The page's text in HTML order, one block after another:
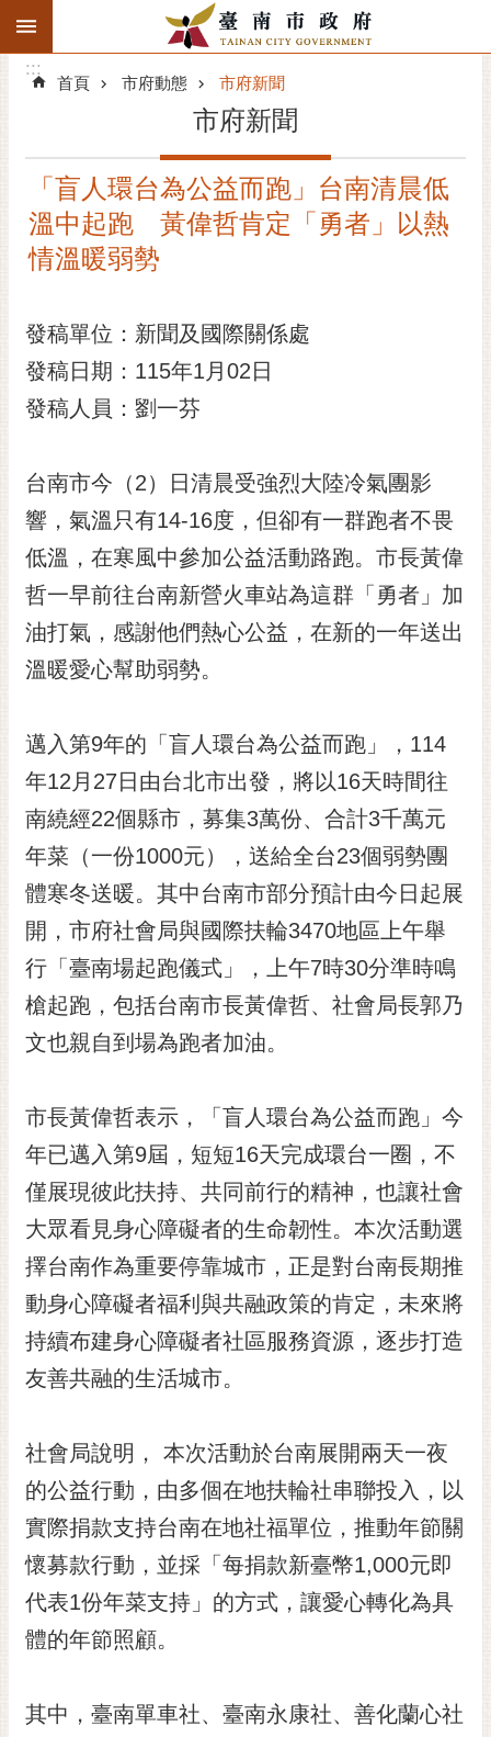
跳到主要內容區塊
搜
階
精彩府城
市府動態
市政資訊
黃
偉
哲
光
花
桐
花
祭
網
站
導
覽
訂
閱
RSS
訂
子
報
市
民
信
箱
English
日
本
隱
私
權
及
安
全
政
策
站
資
:::
:::
首頁 市府動態 市府新聞
市府新聞
「盲人環台為公益而跑」台南清晨低
溫中起跑 黃偉哲肯定「勇者」以熱
情溫暖弱勢
發稿單位：新聞及國際關係處
發稿日期：115年1月02日
發稿人員：劉一芬
台南市今（2）日清晨受強烈大陸冷氣團影
響，氣溫只有14-16度，但卻有一群跑者不畏
低溫，在寒風中參加公益活動路跑。市長黃偉
哲一早前往台南新營火車站為這群「勇者」加
油打氣，感謝他們熱心公益，在新的一年送出
溫暖愛心幫助弱勢。
邁入第9年的「盲人環台為公益而跑」，114
年12月27日由台北市出發，將以16天時間往
南繞經22個縣市，募集3萬份、合計3千萬元
年菜（一份1000元），送給全台23個弱勢團
體寒冬送暖。其中台南市部分預計由今日起展
開，市府社會局與國際扶輪3470地區上午舉
行「臺南場起跑儀式」，上午7時30分準時鳴
槍起跑，包括台南市長黃偉哲、社會局長郭乃
文也親自到場為跑者加油。
市長黃偉哲表示，「盲人環台為公益而跑」今
年已邁入第9屆，短短16天完成環台一圈，不
僅展現彼此扶持、共同前行的精神，也讓社會
大眾看見身心障礙者的生命韌性。本次活動選
擇台南作為重要停靠城市，正是對台南長期推
動身心障礙者福利與共融政策的肯定，未來將
持續布建身心障礙者社區服務資源，逐步打造
友善共融的生活城市。
社會局說明， 本次活動於台南展開兩天一夜
的公益行動，由多個在地扶輪社串聯投入，以
實際捐款支持台南在地社福單位，推動年節關
懷募款行動，並採「每捐款新臺幣1,000元即
代表1份年菜支持」的方式，讓愛心轉化為具
體的年節照顧。
其中，臺南單車社、臺南永康社、善化蘭心社